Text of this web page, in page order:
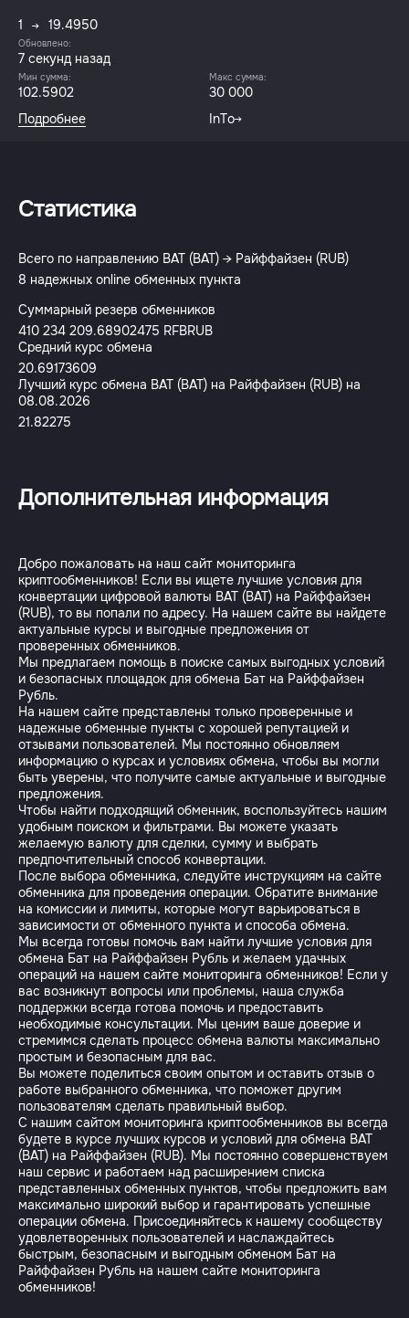
1 19.4950
Обновлено:
8 секунд назад
Мин сумма:
102.5902
Макс сумма:
30 000
Подробнее
InTo
Статистика
Всего по направлению BAT (BAT) → Райффайзен (RUB)
8 надежных online обменных пункта
Суммарный резерв обменников
410 234 209.68902475 RFBRUB
Средний курс обмена
20.69173609
Лучший курс обмена BAT (BAT) на Райффайзен (RUB) на
08.08.2026
21.82275
Дополнительная информация
Добро пожаловать на наш сайт мониторинга
криптообменников! Если вы ищете лучшие условия для
конвертации цифровой валюты BAT (BAT) на Райффайзен
(RUB), то вы попали по адресу. На нашем сайте вы найдете
актуальные курсы и выгодные предложения от
проверенных обменников.
Мы предлагаем помощь в поиске самых выгодных условий
и безопасных площадок для обмена Бат на Райффайзен
Рубль.
На нашем сайте представлены только проверенные и
надежные обменные пункты с хорошей репутацией и
отзывами пользователей. Мы постоянно обновляем
информацию о курсах и условиях обмена, чтобы вы могли
быть уверены, что получите самые актуальные и выгодные
предложения.
Чтобы найти подходящий обменник, воспользуйтесь нашим
удобным поиском и фильтрами. Вы можете указать
желаемую валюту для сделки, сумму и выбрать
предпочтительный способ конвертации.
После выбора обменника, следуйте инструкциям на сайте
обменника для проведения операции. Обратите внимание
на комиссии и лимиты, которые могут варьироваться в
зависимости от обменного пункта и способа обмена.
Мы всегда готовы помочь вам найти лучшие условия для
обмена Бат на Райффайзен Рубль и желаем удачных
операций на нашем сайте мониторинга обменников! Если у
вас возникнут вопросы или проблемы, наша служба
поддержки всегда готова помочь и предоставить
необходимые консультации. Мы ценим ваше доверие и
стремимся сделать процесс обмена валюты максимально
простым и безопасным для вас.
Вы можете поделиться своим опытом и оставить отзыв о
работе выбранного обменника, что поможет другим
пользователям сделать правильный выбор.
С нашим сайтом мониторинга криптообменников вы всегда
будете в курсе лучших курсов и условий для обмена BAT
(BAT) на Райффайзен (RUB). Мы постоянно совершенствуем
наш сервис и работаем над расширением списка
представленных обменных пунктов, чтобы предложить вам
максимально широкий выбор и гарантировать успешные
операции обмена. Присоединяйтесь к нашему сообществу
удовлетворенных пользователей и наслаждайтесь
быстрым, безопасным и выгодным обменом Бат на
Райффайзен Рубль на нашем сайте мониторинга